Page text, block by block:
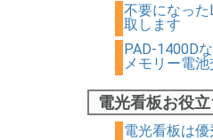
不要になった
取します
PAD-1400D
メモリー電池
電光看板お役
電光看板は